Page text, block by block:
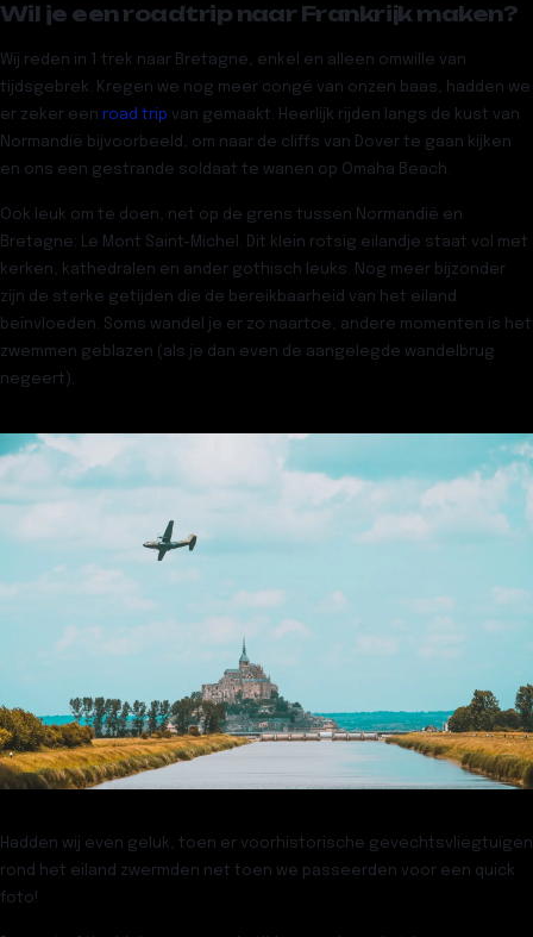
Wil je een roadtrip naar Frankrijk maken?
Wij reden in 1 trek naar Bretagne, enkel en alleen omwille van
tijdsgebrek. Kregen we nog meer congé van onzen baas, hadden we
er zeker een road trip van gemaakt. Heerlijk rijden
langs de kust van
Normandië bijvoorbeeld, om naar de cliffs van Dover te gaan kijken
en ons een gestrande soldaat te wanen op Omaha Beach.
Ook leuk om te doen, net op de grens tussen Normandië en
Bretagne: Le Mont Saint-Michel. Dit klein rotsig eilandje staat vol met
kerken, kathedralen en ander gothisch leuks. Nog meer bijzonder
zijn de sterke getijden die de bereikbaarheid van het eiland
beïnvloeden. Soms wandel je er zo naartoe, andere momenten is het
zwemmen geblazen (als je dan even de aangelegde wandelbrug
negeert).
Hadden wij even geluk, toen er voorhistorische gevechtsvliegtuigen
rond het eiland zwermden net toen we passeerden voor een quick
foto!